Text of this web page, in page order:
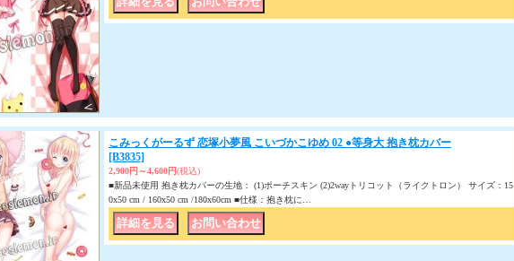
こみっくがーるず 恋塚小夢風 こいづかこゆめ 02 ●等身大 抱き枕カバー
[B3835]
2,900円～4,600円(税込)
■新品未使用 抱き枕カバーの生地： (1)ポーチスキン (2)2wayトリコット（ライクトロン） サイズ：15
0x50 cm / 160x50 cm /180x60cm ■仕様：抱き枕に…